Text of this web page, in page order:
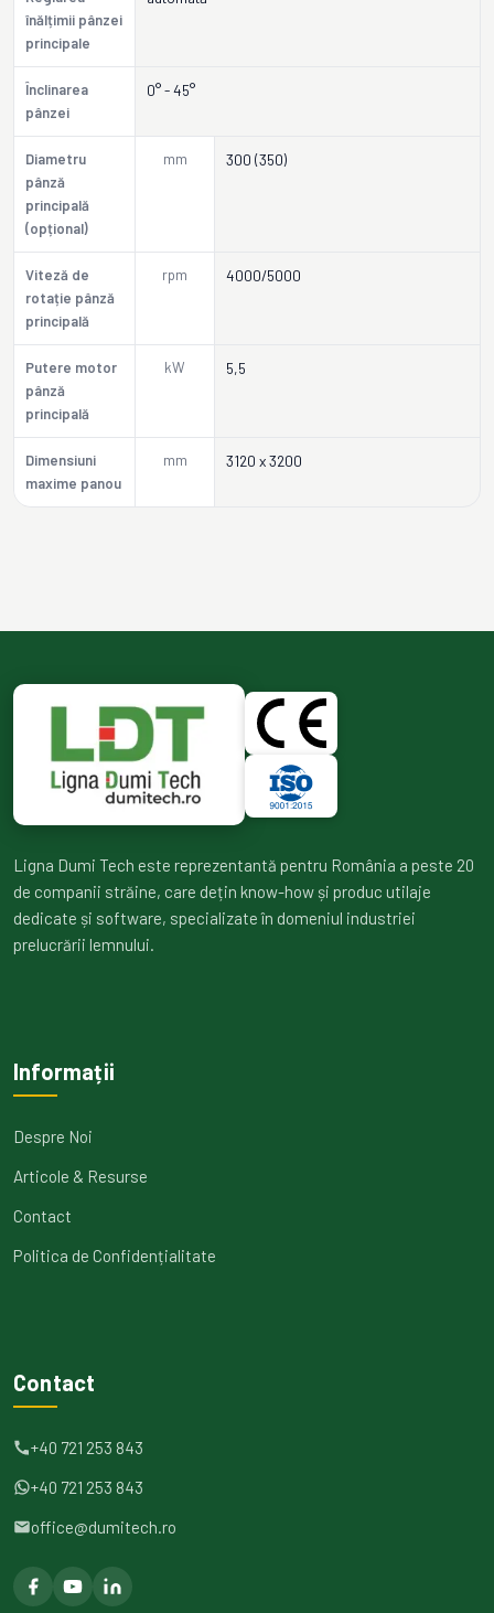
înălțimii pânzei
principale
Înclinarea
pânzei
0° - 45°
Diametru
pânză
principală
(opțional)
mm 300 (350)
Viteză de
rotație pânză
principală
rpm 4000/5000
Putere motor
pânză
principală
kW 5,5
Dimensiuni
maxime panou
mm 3120 x 3200
Ligna Dumi Tech este reprezentantă pentru România a peste 20
de companii străine, care dețin know-how și produc utilaje
dedicate și software, specializate în domeniul industriei
prelucrării lemnului.
Informații
Despre Noi
Articole & Resurse
Contact
Politica de Confidențialitate
Contact
+40 721 253 843
+40 721 253 843
office@dumitech.ro